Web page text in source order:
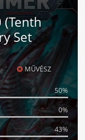
(Tenth
Set
MŰVÉSZ
50%
0%
43%